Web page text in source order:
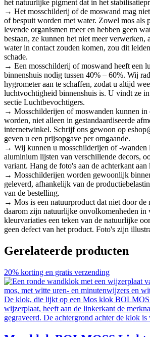
het natuurlijke pigment dat in het
→ Het mosschilderij of de moswand mag
of bespuit worden met water. Zowel mos als
levende organismen meer en hebben geen
bestaan, ze kunnen het niet meer verwerken,
water in contact zouden komen, zou dit
schade.
→ Een mosschilderij of moswand heeft een
binnenshuis nodig tussen 40% – 60%. Wij
hygrometer aan te schaffen, zodat u altijd
luchtvochtigheid binnenshuis is. U vindt ze
sectie Luchtbevochtigers.
→ Mosschilderijen of moswanden kunnen in
worden, niet alleen in gestandaardiseerde
internetwinkel. Schrijf ons gewoon op
geven u een prijsopgave per omgaande.
→ Wij kunnen u mosschilderijen of -wanden
aluminium lijsten van verschillende decors,
variant. Hang de foto's aan de achterkant aan
→ Mosschilderijen worden gewoonlijk
geleverd, afhankelijk van de
van de bestelling.
→ Mos is een natuurproduct dat niet door de
daarom zijn natuurlijke onvolkomenheden in
kleurvariaties een teken van de natuurlijke
geen defect van het product. Foto's zijn
Gerelateerde producten
20% korting en gratis verzending